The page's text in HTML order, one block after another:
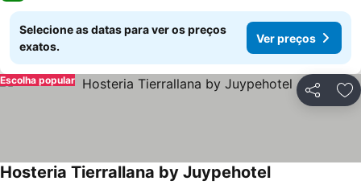
Selecione as datas para ver os preços
exatos.
Ver preços
Partilhar
Escolha popular
Hosteria Tierrallana by JuypehotelVer preços